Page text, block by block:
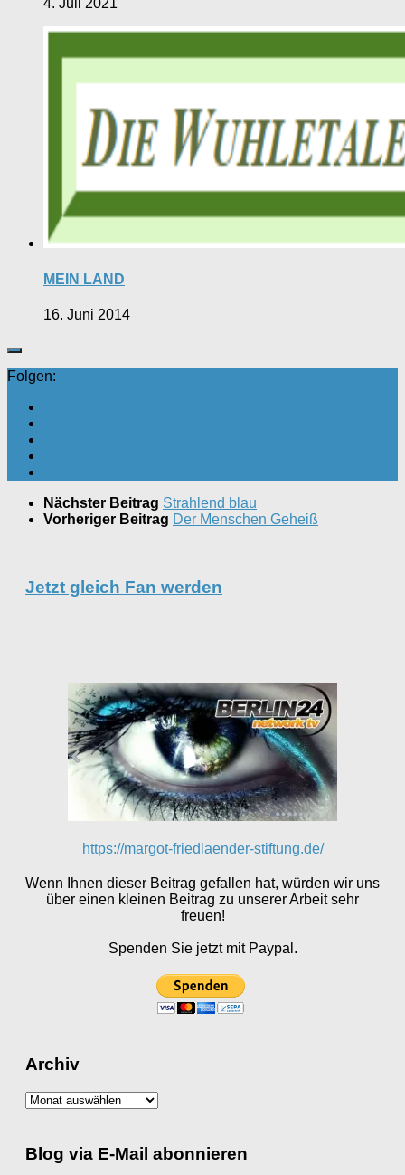
4. Juli 2021
MEIN LAND
16. Juni 2014
Folgen:
Nächster Beitrag Strahlend blau
Vorheriger Beitrag Der Menschen Geheiß
Jetzt gleich Fan werden
https://margot-friedlaender-stiftung.de/
Wenn Ihnen dieser Beitrag gefallen hat, würden wir uns
über einen kleinen Beitrag zu unserer Arbeit sehr
freuen!
Spenden Sie jetzt mit Paypal.
Archiv
Archiv
Blog via E-Mail abonnieren